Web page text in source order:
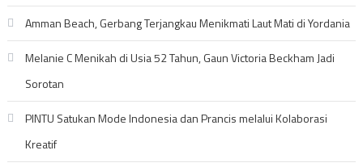
Amman Beach, Gerbang Terjangkau Menikmati Laut Mati di Yordania
Melanie C Menikah di Usia 52 Tahun, Gaun Victoria Beckham Jadi
Sorotan
PINTU Satukan Mode Indonesia dan Prancis melalui Kolaborasi
Kreatif